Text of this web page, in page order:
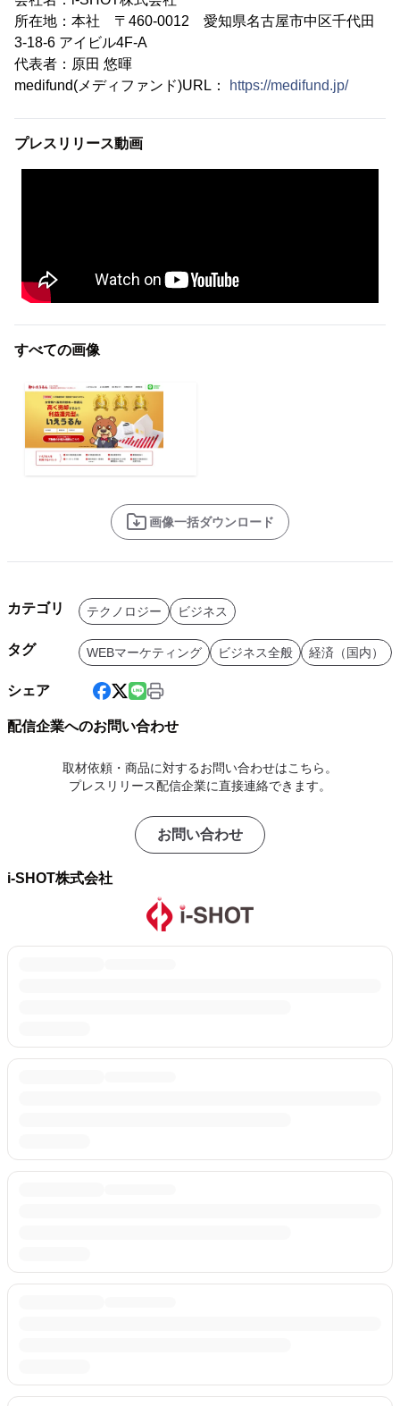
所在地：本社 〒460-0012 愛知県名古屋市中区千代田
3-18-6 アイビル4F-A
代表者：原田 悠暉
medifund(メディファンド)URL：
https://medifund.jp/
プレスリリース動画
すべての画像
画像一括ダウンロード
カテゴリ テクノロジー ビジネス
タグ WEBマーケティング ビジネス全般 経済（国内）
シェア
配信企業へのお問い合わせ
取材依頼・商品に対するお問い合わせはこちら。
プレスリリース配信企業に直接連絡できます。
お問い合わせ
i-SHOT株式会社